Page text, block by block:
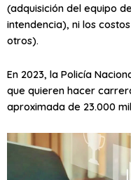
(adquisición del equipo
intendencia), ni los
otros).
En 2023, la Policía
que quieren hacer
aproximada de 23.000